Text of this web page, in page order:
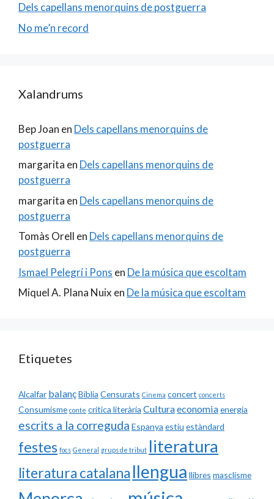
Dels capellans menorquins de postguerra
No me’n record
Xalandrums
Bep Joan en Dels capellans menorquins de
postguerra
margarita en Dels capellans menorquins de
postguerra
margarita en Dels capellans menorquins de
postguerra
Tomàs Orell en Dels capellans menorquins de
postguerra
Ismael Pelegrí i Pons en De la música que escoltam
Miquel A. Plana Nuix en De la música que escoltam
Etiquetes
Alcalfar balançBiblia Censurats Cinema concert concerts
Consumisme conte crítica literària Culturaeconomiaenergia
escrits a la correguda Espanya estiu estàndard
festes focs General grups de tribut literatura
literatura catalana llengua llibres masclisme